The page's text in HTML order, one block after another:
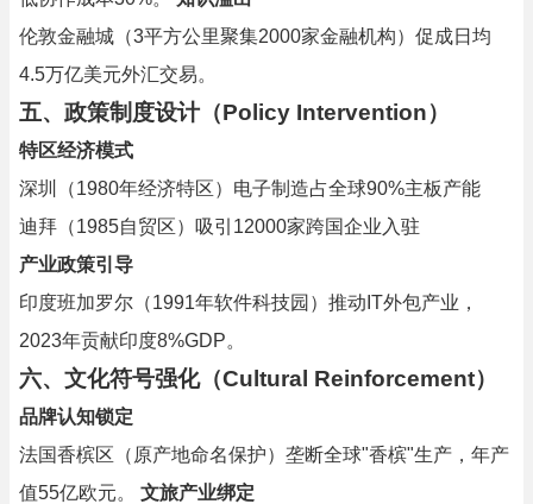
伦敦金融城（3平方公里聚集2000家金融机构）促成日均
4.5万亿美元外汇交易。
五、政策制度设计（Policy Intervention）
特区经济模式
深圳（1980年经济特区）电子制造占全球90%主板产能
迪拜（1985自贸区）吸引12000家跨国企业入驻
产业政策引导
印度班加罗尔（1991年软件科技园）推动IT外包产业，
2023年贡献印度8%GDP。
六、文化符号强化（Cultural Reinforcement）
品牌认知锁定
法国香槟区（原产地命名保护）垄断全球"香槟"生产，年产
值55亿欧元。 文旅产业绑定